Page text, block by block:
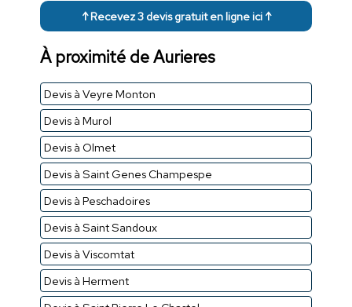
↑ Recevez 3 devis gratuit en ligne ici ↑
À proximité de Aurieres
Devis à Veyre Monton
Devis à Murol
Devis à Olmet
Devis à Saint Genes Champespe
Devis à Peschadoires
Devis à Saint Sandoux
Devis à Viscomtat
Devis à Herment